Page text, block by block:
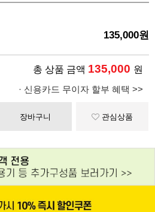
135,000원
총 상품 금액 135,000 원
· 신용카드 무이자 할부 혜택 >>
장바구니 관심상품